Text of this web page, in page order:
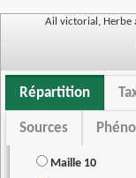
Ail victorial, Herbe
Répartition
Sources
Maille 10